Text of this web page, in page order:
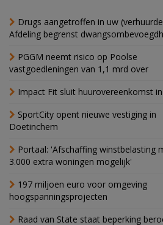
Drugs aangetroffen in uw
Afdeling begrenst
PGGM neemt risico op Poolse
vastgoedleningen van 1,1 mrd over
Impact Fit sluit huurovereenkomst
SportCity opent nieuwe vestiging in
Doetinchem
Portaal: 'Afschaffing winstbelasting
3.000 extra woningen mogelijk'
197 miljoen euro voor omgeving
hoogspanningsprojecten
Raad van State staat beperking